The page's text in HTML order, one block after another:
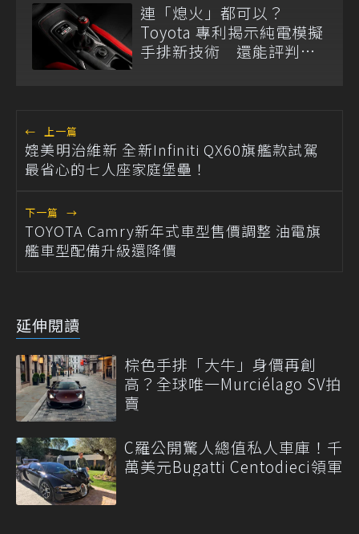
連「熄火」都可以？
Toyota 專利揭示純電模擬
手排新技術 還能評判駕
← 上一篇
媲美明治維新 全新Infiniti QX60旗艦款試駕
最省心的七人座家庭堡壘！
下一篇 →
TOYOTA Camry新年式車型售價調整 油電旗
艦車型配備升級還降價
延伸閱讀
棕色手排「大牛」身價再創
高？全球唯一Murciélago SV拍
賣
C羅公開驚人總值私人車庫！千
萬美元Bugatti Centodieci領軍